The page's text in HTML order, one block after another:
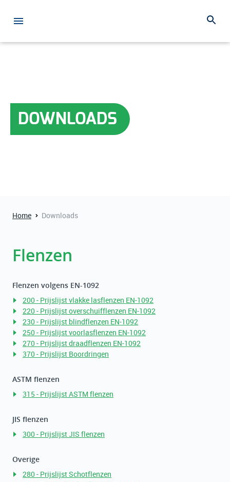
DOWNLOADS
Home Downloads
Flenzen
Flenzen volgens EN-1092
200 - Prijslijst vlakke lasflenzen EN-1092
220 - Prijslijst overschuifflenzen EN-1092
230 - Prijslijst blindflenzen EN-1092
250 - Prijslijst voorlasflenzen EN-1092
270 - Prijslijst draadflenzen EN-1092
370 - Prijslijst Boordringen
ASTM flenzen
315 - Prijslijst ASTM flenzen
JIS flenzen
300 - Prijslijst JIS flenzen
Overige
280 - Prijslijst Schotflenzen